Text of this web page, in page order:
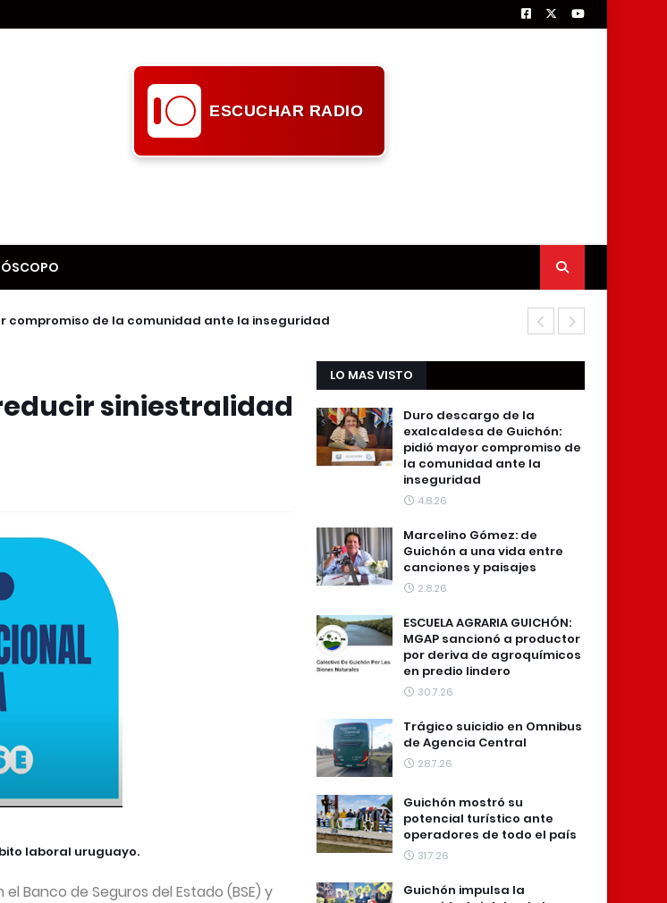
ESCUCHAR RADIO
compromiso de la comunidad ante la inseguridad
siniestralidad
laboral uruguayo.
Banco de Seguros del Estado (BSE) y
LO MAS VISTO
Duro descargo de la
exalcaldesa de Guichón:
pidió mayor compromiso de
la comunidad ante la
inseguridad
4.8.26
Marcelino Gómez: de
Guichón a una vida entre
canciones y paisajes
2.8.26
ESCUELA AGRARIA GUICHÓN:
MGAP sancionó a productor
por deriva de agroquímicos
en predio lindero
30.7.26
Trágico suicidio en Omnibus
de Agencia Central
28.7.26
Guichón mostró su
potencial turístico ante
operadores de todo el país
31.7.26
Guichón impulsa la